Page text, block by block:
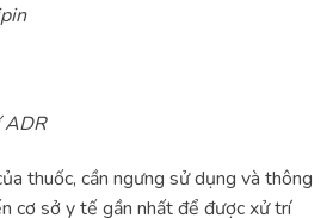
ADR
thuốc, cần ngưng sử dụng và thông
cơ sở y tế gần nhất để được xử trí